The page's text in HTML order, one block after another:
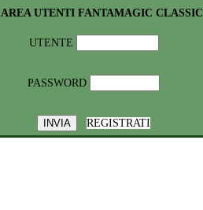
AREA UTENTI FANTAMAGIC CLASSIC
UTENTE
PASSWORD
REGISTRATI